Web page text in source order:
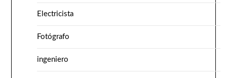
Electricista
Fotógrafo
ingeniero